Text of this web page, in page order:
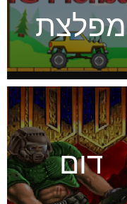
מפלצת
דום